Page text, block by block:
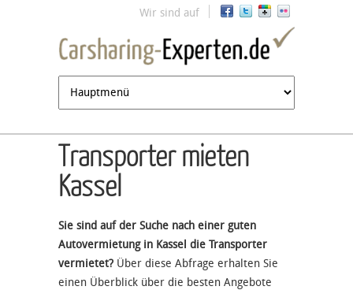
Jump to navigation
Wir sind auf
Transporter mieten
Kassel
Sie sind auf der Suche nach einer guten
Autovermietung in Kassel die Transporter
vermietet? Über diese Abfrage erhalten Sie
einen Überblick über die besten Angebote